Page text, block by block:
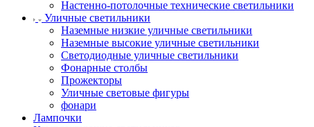
Настенно-потолочные технические светильники
Уличные светильники
Наземные низкие уличные светильники
Наземные высокие уличные светильники
Светодиодные уличные светильники
Фонарные столбы
Прожекторы
Уличные световые фигуры
фонари
Лампочки